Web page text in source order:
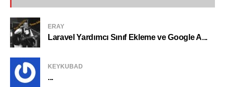
ERAY
Laravel Yardımcı Sınıf Ekleme ve Google A...
KEYKUBAD
...